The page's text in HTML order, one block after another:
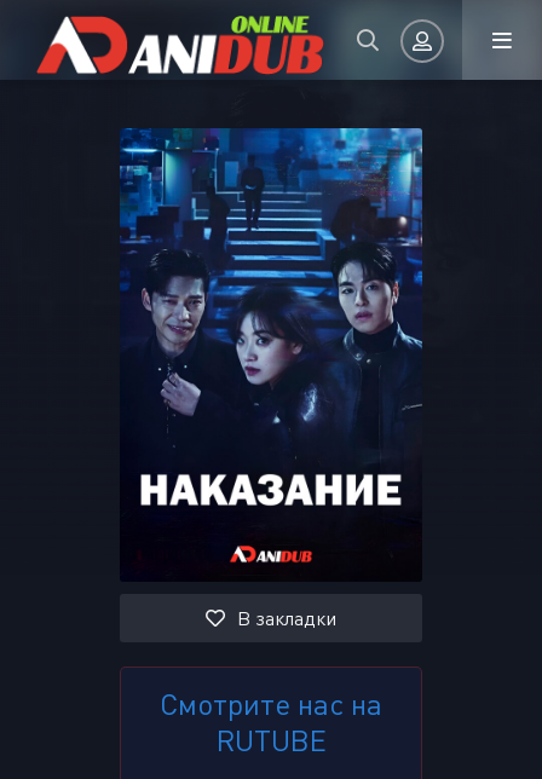
Авторизация
Запомнить
ВОЙТИ НА САЙТ
Или войти через
В закладки
Смотрите нас на
RUTUBE